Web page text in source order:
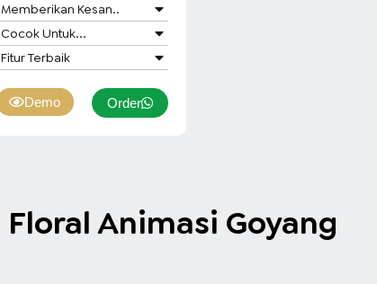
Memberikan Kesan..
Cocok Untuk...
Fitur Terbaik
Demo Order
Floral Animasi Goyang